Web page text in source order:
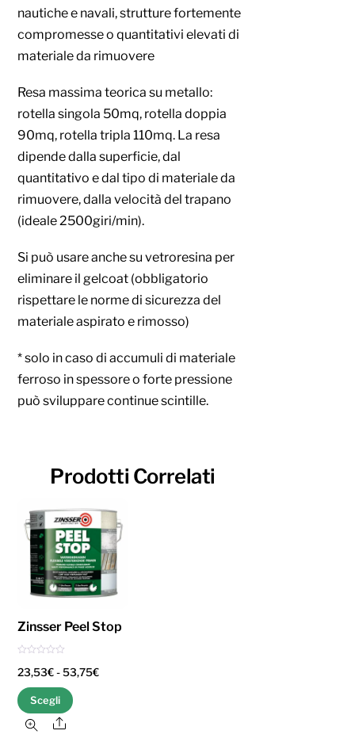
nautiche e navali, strutture fortemente
compromesse o quantitativi elevati di
materiale da rimuovere
Resa massima teorica su metallo:
rotella singola 50mq, rotella doppia
90mq, rotella tripla 110mq. La resa
dipende dalla superficie, dal
quantitativo e dal tipo di materiale da
rimuovere, dalla velocità del trapano
(ideale 2500giri/min).
Si può usare anche su vetroresina per
eliminare il gelcoat (obbligatorio
rispettare le norme di sicurezza del
materiale aspirato e rimosso)
* solo in caso di accumuli di materiale
ferroso in spessore o forte pressione
può sviluppare continue scintille.
Prodotti Correlati
Zinsser Peel Stop
a
u
t
a
23,53€ - 53,75€Fascia
Scegli
Share